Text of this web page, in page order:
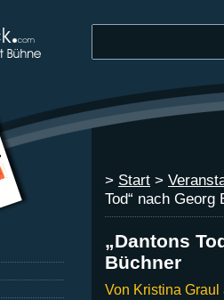
> Start >
Tod“ nach Georg
„Dantons
Büchner
Von Kristina